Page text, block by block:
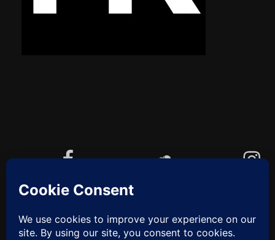
YouTube
Cookie-Richtlinie (EU)
ZUM
ANFANG